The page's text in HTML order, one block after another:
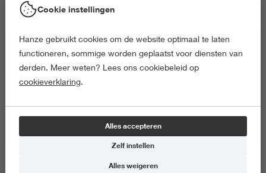
Janco Nolles is onderzoeker bij het Lectoraat Praktijkgerichte
Opvoeding (ALO). Daarnaast coördineert hij de werkzaamheden
in het Sports Field Lab Groningen op het gebied van
Inspanningsfysiologie. Binnen het lectoraat richten zijn
werkzaamheden zich vooral op het bewegingsonderwijs en
bijvoorbeeld op effectieve interventies voor vakleerkrachten
bewegingsonderwijs, buurtsportcoaches en andere
sportprofessionals, het meten en monitoren van (fundamentele)
Cookie instellingen
Hanze gebruikt cookies om de website optimaal te laten
functioneren, sommige worden geplaatst voor diensten van
derden. Meer weten? Lees ons cookiebeleid op
cookieverklaring.
Alles accepteren
Zelf instellen
Alles weigeren